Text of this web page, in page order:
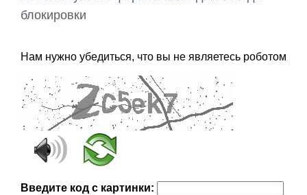
блокировки
Нам нужно убедиться, что вы не являетесь роботом
Введите код с картинки: